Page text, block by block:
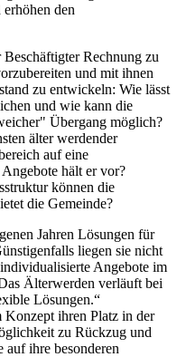
den
Rechnung zu
und mit ihnen
zu entwickeln: Wie lässt
und wie kann die
Übergang möglich?
älter werdender
auf eine
hält er vor?
können die
die Gemeinde?
Jahren Lösungen für
liegen sie nicht
Angebote im
Älterwerden verläuft bei
Lösungen.“
Konzept ihren Platz in der
zu Rückzug und
ihre besonderen